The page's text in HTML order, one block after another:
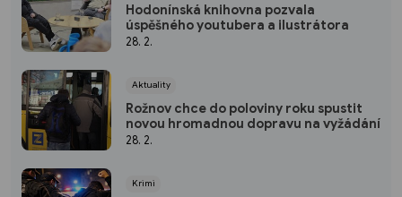
Hodonínská knihovna pozvala
úspěšného youtubera a ilustrátora
28. 2.
Aktuality
Rožnov chce do poloviny roku spustit
novou hromadnou dopravu na vyžádání
28. 2.
Krimi